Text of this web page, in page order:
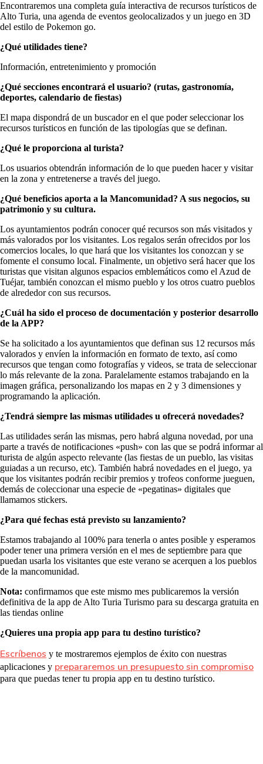
Encontraremos una completa guía interactiva de recursos turísticos de
Alto Turia, una agenda de eventos geolocalizados y un juego en 3D
del estilo de Pokemon go.
¿Qué utilidades tiene?
Información, entretenimiento y promoción
¿Qué secciones encontrará el usuario? (rutas, gastronomía,
deportes, calendario de fiestas)
El mapa dispondrá de un buscador en el que poder seleccionar los
recursos turísticos en función de las tipologías que se definan.
¿Qué le proporciona al turista?
Los usuarios obtendrán información de lo que pueden hacer y visitar
en la zona y entretenerse a través del juego.
¿Qué beneficios aporta a la Mancomunidad? A sus negocios, su
patrimonio y su cultura.
Los ayuntamientos podrán conocer qué recursos son más visitados y
más valorados por los visitantes. Los regalos serán ofrecidos por los
comercios locales, lo que hará que los visitantes los conozcan y se
fomente el consumo local. Finalmente, un objetivo será hacer que los
turistas que visitan algunos espacios emblemáticos como el Azud de
Tuéjar, también conozcan el mismo pueblo y los otros cuatro pueblos
de alrededor con sus recursos.
¿Cuál ha sido el proceso de documentación y posterior desarrollo
de la APP?
Se ha solicitado a los ayuntamientos que definan sus 12 recursos más
valorados y envíen la información en formato de texto, así como
recursos que tengan como fotografías y videos, se trata de seleccionar
lo más relevante de la zona. Paralelamente estamos trabajando en la
imagen gráfica, personalizando los mapas en 2 y 3 dimensiones y
programando la aplicación.
¿Tendrá siempre las mismas utilidades u ofrecerá novedades?
Las utilidades serán las mismas, pero habrá alguna novedad, por una
parte a través de notificaciones «push» con las que se podrá informar al
turista de algún aspecto relevante (las fiestas de un pueblo, las visitas
guiadas a un recurso, etc). También habrá novedades en el juego, ya
que los visitantes podrán recibir premios y trofeos conforme jueguen,
demás de coleccionar una especie de «pegatinas» digitales que
llamamos stickers.
¿Para qué fechas está previsto su lanzamiento?
Estamos trabajando al 100% para tenerla o antes posible y esperamos
poder tener una primera versión en el mes de septiembre para que
puedan usarla los visitantes que este verano se acerquen a los pueblos
de la mancomunidad.
Nota: confirmamos que este mismo mes publicaremos la versión
definitiva de la app de Alto Turia Turismo para su descarga gratuita en
las tiendas online
¿Quieres una propia app para tu destino turístico?
Escríbenos y te mostraremos ejemplos de éxito con nuestras
aplicaciones y prepararemos un presupuesto sin compromiso
para que puedas tener tu propia app en tu destino turístico.